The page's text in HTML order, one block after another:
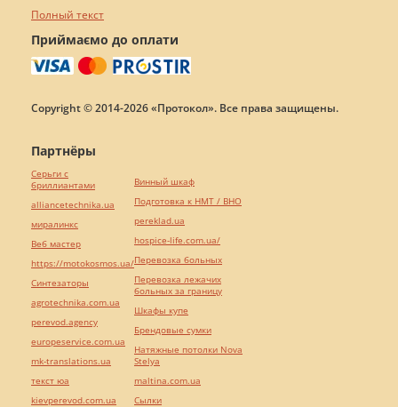
Полный текст
Приймаємо до оплати
Copyright © 2014-2026 «Протокол». Все права защищены.
Партнёры
Серьги с
бриллиантами
alliancetechnika.ua
миралинкс
Веб мастер
https://motokosmos.ua/
Синтезаторы
agrotechnika.com.ua
perevod.agency
europeservice.com.ua
mk-translations.ua
текст юа
kievperevod.com.ua
Винный шкаф
Подготовка к НМТ / ВНО
pereklad.ua
hospice-life.com.ua/
Перевозка больных
Перевозка лежачих
больных за границу
Шкафы купе
Брендовые сумки
Натяжные потолки Nova
Stelya
maltina.com.ua
Cылки